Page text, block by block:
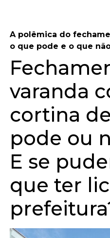
A polêmica do
o que pode e o que
varanda
cortina
pode ou
E se
que ter